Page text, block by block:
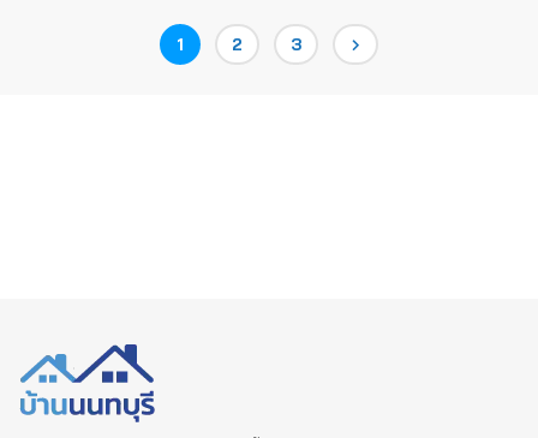
Page
1 Page
2 Page
3